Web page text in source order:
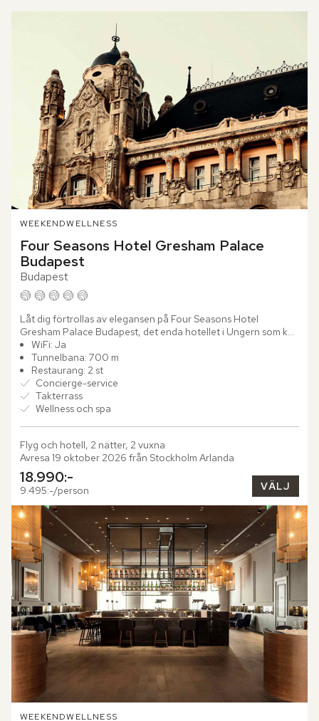
WEEKENDWELLNESS
Four Seasons Hotel Gresham Palace
Budapest
Budapest
Låt dig förtrollas av elegansen på Four Seasons Hotel
Gresham Palace Budapest, det enda hotellet i Ungern som kan
stoltsera med fem stjärnor från Forbes Travel Guide. Dess...
WiFi: Ja
Tunnelbana: 700 m
Restaurang: 2 st
Concierge-service
Takterrass
Wellness och spa
Flyg och hotell, 2 nätter, 2 vuxna
Avresa 19 oktober 2026 från Stockholm Arlanda
18.990:-
9.495:-/person VÄLJ
WEEKENDWELLNESS